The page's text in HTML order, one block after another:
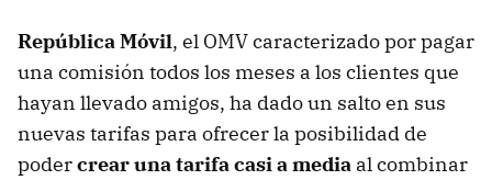
República Móvil, el OMV caracterizado por pagar
una comisión todos los meses a los clientes que
hayan llevado amigos, ha dado un salto en sus
nuevas tarifas para ofrecer la posibilidad de
podercrear una tarifa casi a media al combinar